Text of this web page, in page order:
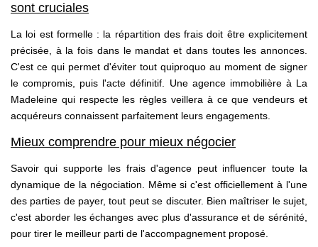
sont cruciales
La loi est formelle : la répartition des frais doit être explicitement
précisée, à la fois dans le mandat et dans toutes les annonces.
C'est ce qui permet d'éviter tout quiproquo au moment de signer
le compromis, puis l'acte définitif. Une agence immobilière à La
Madeleine qui respecte les règles veillera à ce que vendeurs et
acquéreurs connaissent parfaitement leurs engagements.
Mieux comprendre pour mieux négocier
Savoir qui supporte les frais d'agence peut influencer toute la
dynamique de la négociation. Même si c'est officiellement à l'une
des parties de payer, tout peut se discuter. Bien maîtriser le sujet,
c'est aborder les échanges avec plus d'assurance et de sérénité,
pour tirer le meilleur parti de l'accompagnement proposé.